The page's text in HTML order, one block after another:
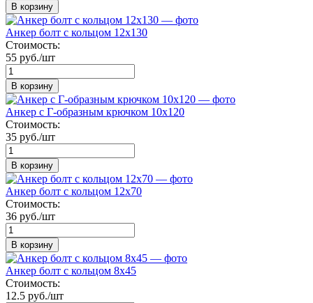
В корзину
Анкер болт с кольцом 12х130
Стоимость:
55 руб./шт
В корзину
Анкер с Г-образным крючком 10х120
Стоимость:
35 руб./шт
В корзину
Анкер болт с кольцом 12х70
Стоимость:
36 руб./шт
В корзину
Анкер болт с кольцом 8х45
Стоимость:
12.5 руб./шт